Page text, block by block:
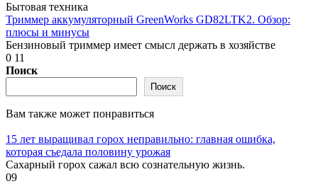
Бытовая техника
Триммер аккумуляторный GreenWorks GD82LTK2. Обзор:
плюсы и минусы
Бензиновый триммер имеет смысл держать в хозяйстве
0 11
Поиск
Поиск
Вам также может понравиться
15 лет выращивал горох неправильно: главная ошибка,
которая съедала половину урожая
Сахарный горох сажал всю сознательную жизнь.
09